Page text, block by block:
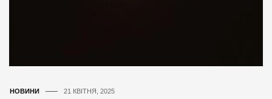
НОВИНИ 21 КВІТНЯ, 2025